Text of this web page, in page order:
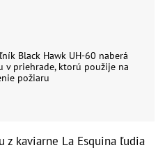
Black Hawk UH-60 naberá
v priehrade, ktorú použije na
požiaru
z kaviarne La Esquina ľudia